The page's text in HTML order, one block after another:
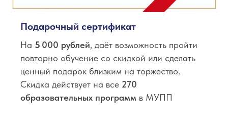
Подарочный сертификат
На 5 000 рублей, даёт возможность пройти
повторно обучение со скидкой или сделать
ценный подарок близким на торжество.
Скидка действует на все 270
образовательных программ в МУПП